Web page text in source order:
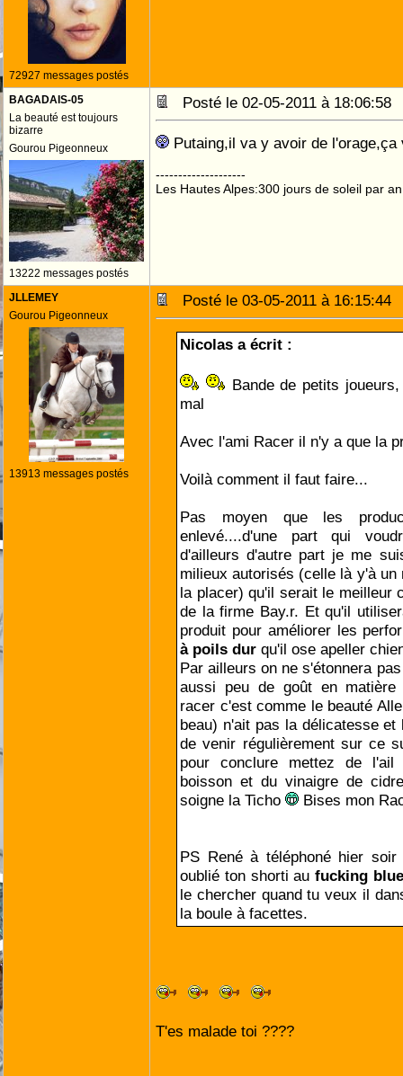
72927 messages postés
BAGADAIS-05
La beauté est toujours
bizarre
Gourou Pigeonneux
13222 messages postés
Posté le 02-05-2011 à
Putaing,il va y avoir de
--------------------
Les Hautes Alpes:300 jours de soleil par an
JLLEMEY
Gourou Pigeonneux
13913 messages postés
Posté le 03-05-2011 à
Nicolas a écrit :
Bande de petits
mal
Avec l'ami Racer il n'y a que la
Voilà comment il faut faire...
Pas moyen que les
enlevé....d'une part qui
d'ailleurs d'autre part je me
milieux autorisés (celle là y'à un
la placer) qu'il serait le meilleur
de la firme Bay.r. Et qu'il
produit pour améliorer les
à poils dur qu'il ose apeller
Par ailleurs on ne s'étonnera
aussi peu de goût en matière
racer c'est comme le beauté
beau) n'ait pas la délicatesse et
de venir régulièrement sur ce
pour conclure mettez de
boisson et du vinaigre de
soigne la Ticho
Bises mon
PS René à téléphoné hier
oublié ton shorti au
le chercher quand tu veux il
la boule à facettes.
T'es malade toi ????